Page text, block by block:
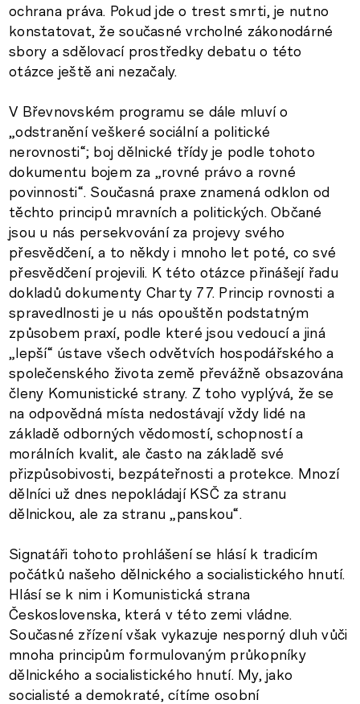
ochrana práva. Pokud jde o trest smrti, je nutno
konstatovat, že současné vrcholné zákonodárné
sbory a sdělovací prostředky debatu o této
otázce ještě ani nezačaly.
V Břevnovském programu se dále mluví o
„odstranění veškeré sociální a politické
nerovnosti“; boj dělnické třídy je podle tohoto
dokumentu bojem za „rovné právo a rovné
povinnosti“. Současná praxe znamená odklon od
těchto principů mravních a politických. Občané
jsou u nás persekvování za projevy svého
přesvědčení, a to někdy i mnoho let poté, co své
přesvědčení projevili. K této otázce přinášejí řadu
dokladů dokumenty Charty 77. Princip rovnosti a
spravedlnosti je u nás opouštěn podstatným
způsobem praxí, podle které jsou vedoucí a jiná
„lepší“ ústave všech odvětvích hospodářského a
společenského života země převážně obsazována
členy Komunistické strany. Z toho vyplývá, že se
na odpovědná místa nedostávají vždy lidé na
základě odborných vědomostí, schopností a
morálních kvalit, ale často na základě své
přizpůsobivosti, bezpáteřnosti a protekce. Mnozí
dělníci už dnes nepokládají KSČ za stranu
dělnickou, ale za stranu „panskou“.
Signatáři tohoto prohlášení se hlásí k tradicím
počátků našeho dělnického a socialistického hnutí.
Hlásí se k nim i Komunistická strana
Československa, která v této zemi vládne.
Současné zřízení však vykazuje nesporný dluh vůči
mnoha principům formulovaným průkopníky
dělnického a socialistického hnutí. My, jako
socialisté a demokraté, cítíme osobní